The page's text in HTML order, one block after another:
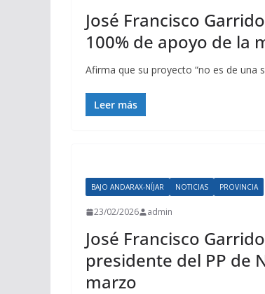
José Francisco
100% de apoyo de la
Afirma que su proyecto “no es de una
Leer más
BAJO ANDARAX-NÍJAR NOTICIAS PROVINCIA
23/02/2026 admin
José Francisco
presidente del PP de
marzo